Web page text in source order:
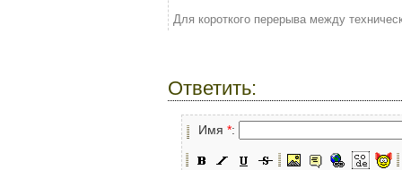
Для короткого перерыва между
Ответить:
Имя *: